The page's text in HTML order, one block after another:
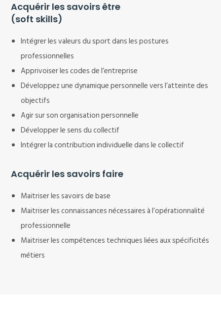
Acquérir les savoirs être
(soft skills)
Intégrer les valeurs du sport dans les postures
professionnelles
Apprivoiser les codes de l’entreprise
Développez une dynamique personnelle vers l’atteinte des
objectifs
Agir sur son organisation personnelle
Développer le sens du collectif
Intégrer la contribution individuelle dans le collectif
Acquérir les savoirs faire
Maitriser les savoirs de base
Maitriser les connaissances nécessaires à l’opérationnalité
professionnelle
Maitriser les compétences techniques liées aux spécificités
métiers